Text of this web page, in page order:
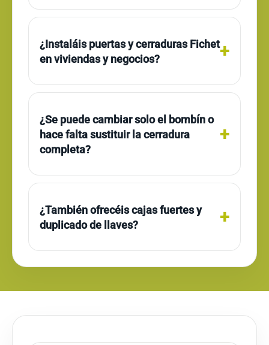
¿Instaláis puertas y cerraduras Fichet
en viviendas y negocios?
¿Se puede cambiar solo el bombín o
hace falta sustituir la cerradura
completa?
¿También ofrecéis cajas fuertes y
duplicado de llaves?